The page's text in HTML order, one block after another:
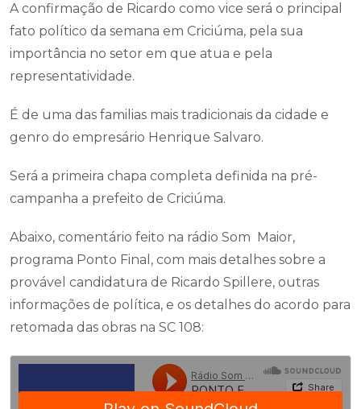
A confirmação de Ricardo como vice será o principal
fato político da semana em Criciúma, pela sua
importância no setor em que atua e pela
representatividade.
É de uma das familias mais tradicionais da cidade e
genro do empresário Henrique Salvaro.
Será a primeira chapa completa definida na pré-
campanha a prefeito de Criciúma.
Abaixo, comentário feito na rádio Som Maior,
programa Ponto Final, com mais detalhes sobre a
provável candidatura de Ricardo Spillere, outras
informações de política, e os detalhes do acordo para
retomada das obras na SC 108: